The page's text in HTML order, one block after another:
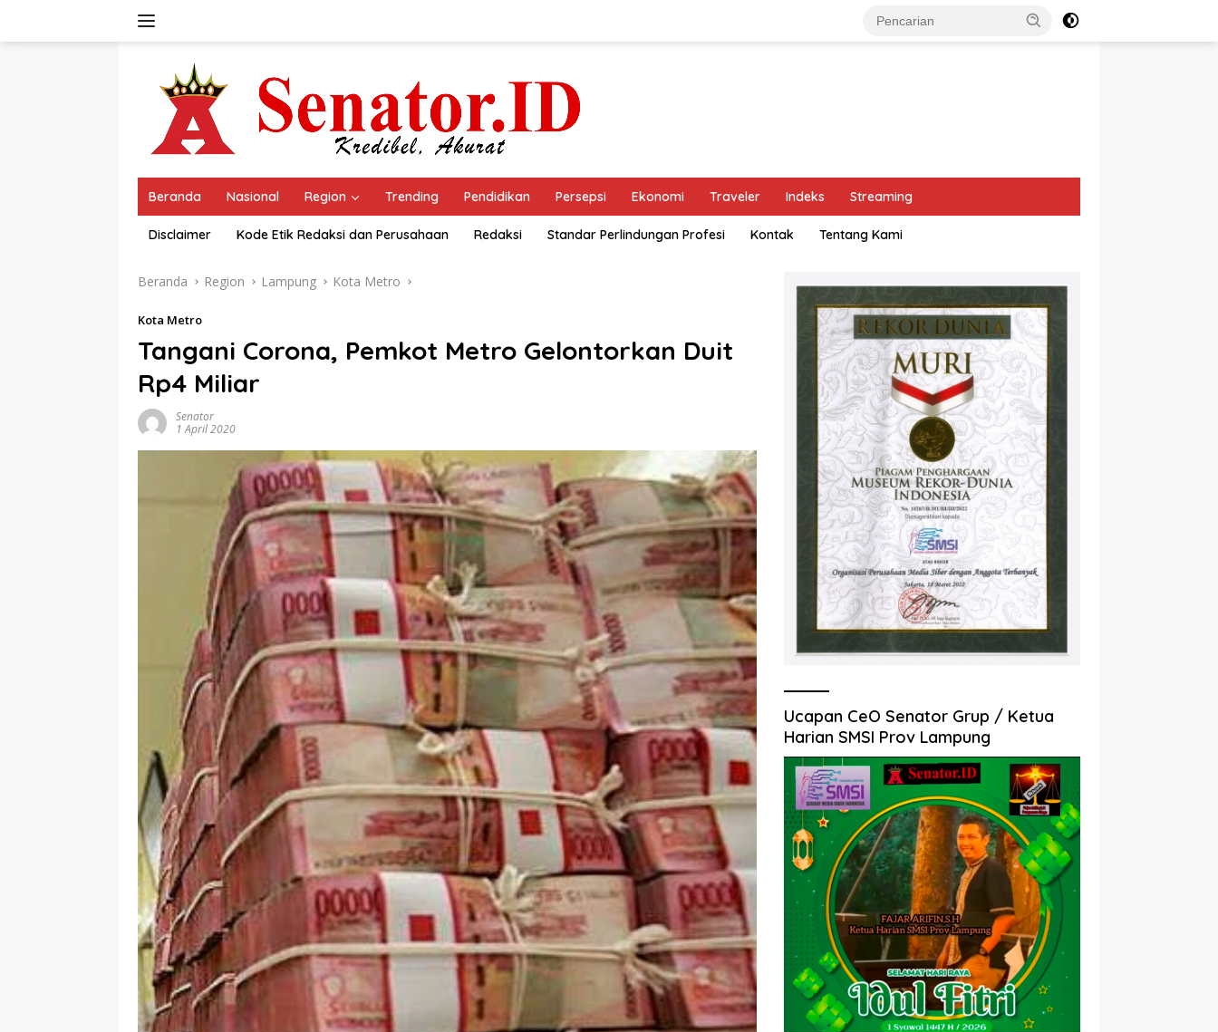
Beranda Nasional Region Trending Pendidikan Persepsi Ekonomi Traveler Indeks Streaming
Disclaimer Kode Etik Redaksi dan Perusahaan Redaksi Standar Perlindungan Profesi Kontak Tentang Kami
Beranda Region Lampung Kota Metro
Kota Metro
Tangani Corona, Pemkot Metro Gelontorkan Duit
Rp4 Miliar
Senator
1 April 2020
Ucapan CeO Senator Grup / Ketua
Harian SMSI Prov Lampung